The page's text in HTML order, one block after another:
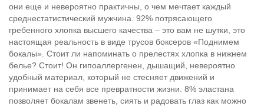
они еще и невероятно практичны, о чем мечтает каждый
среднестатистический мужчина. 92% потрясающего
гребенного хлопка высшего качества – это вам не шутки, это
настоящая реальность в виде трусов боксеров «Поднимем
бокалы». Стоит ли напоминать о прелестях хлопка в нижнем
белье? Стоит! Он гипоаллергенен, дышащий, невероятно
удобный материал, который не стесняет движений и
принимает на себя все превратности жизни. 8% эластана
позволяет бокалам звенеть, сиять и радовать глаз как можно